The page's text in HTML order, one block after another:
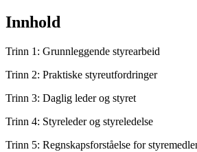
Innhold
Trinn 1: Grunnleggende styrearbeid
Trinn 2: Praktiske styreutfordringer
Trinn 3: Daglig leder og styret
Trinn 4: Styreleder og styreledelse
Trinn 5: Regnskapsforståelse for